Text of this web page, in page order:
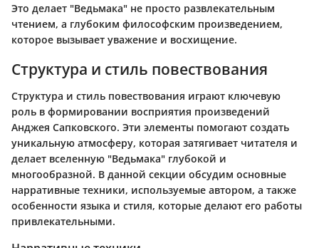
Это делает "Ведьмака" не просто развлекательным
чтением, а глубоким философским произведением,
которое вызывает уважение и восхищение.
Структура и стиль повествования
Структура и стиль повествования играют ключевую
роль в формировании восприятия произведений
Анджея Сапковского. Эти элементы помогают создать
уникальную атмосферу, которая затягивает читателя и
делает вселенную "Ведьмака" глубокой и
многообразной. В данной секции обсудим основные
нарративные техники, используемые автором, а также
особенности языка и стиля, которые делают его работы
привлекательными.